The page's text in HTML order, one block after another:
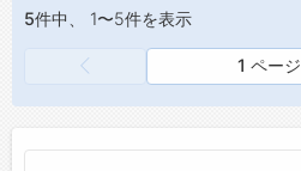
5件中、 1〜5件を表示
1 ページ